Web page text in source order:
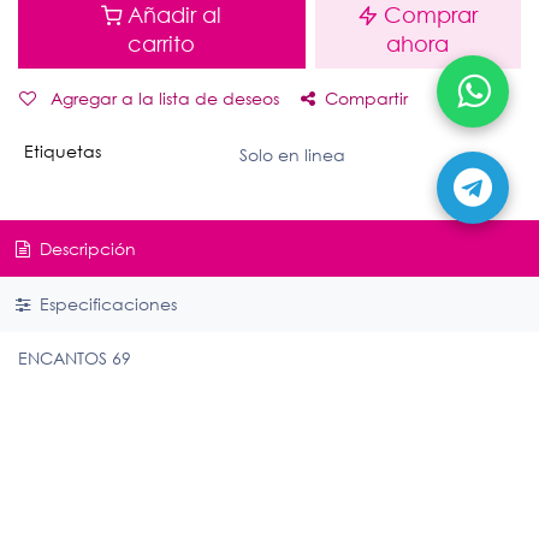
Añadir al
carrito
Comprar
ahora
Agregar a la lista de deseos Compartir
Etiquetas Solo en linea
Descripción
Especificaciones
ENCANTOS 69